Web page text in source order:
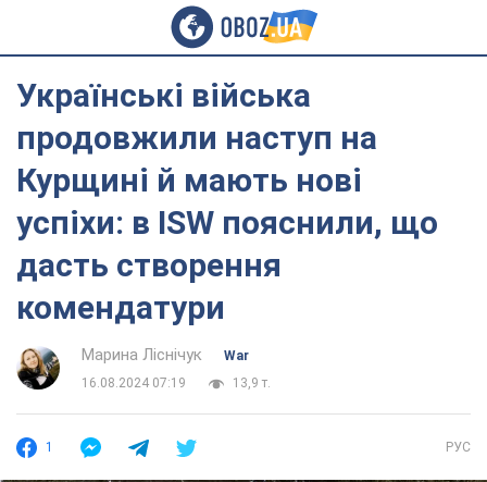
Українські війська
продовжили наступ на
Курщині й мають нові
успіхи: в ISW пояснили, що
дасть створення
комендатури
Марина Ліснічук
War
16.08.2024 07:19
13,9 т.
1 РУС